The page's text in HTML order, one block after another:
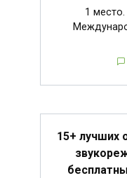
1
15+ лучших